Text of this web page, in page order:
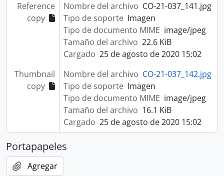
Reference
copy
Nombre del archivo CO-21-037_141.jpg
Tipo de soporte Imagen
Tipo de documento MIME image/jpeg
Tamaño del archivo 22.6 KiB
Cargado 25 de agosto de 2020 15:02
Thumbnail
copy
Nombre del archivo CO-21-037_142.jpg
Tipo de soporte Imagen
Tipo de documento MIME image/jpeg
Tamaño del archivo 16.1 KiB
Cargado 25 de agosto de 2020 15:02
Portapapeles
Agregar